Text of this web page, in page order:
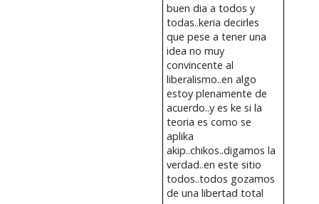
buen dia a todos y
todas..keria decirles
que pese a tener una
idea no muy
convincente al
liberalismo..en algo
estoy plenamente de
acuerdo..y es ke si la
teoria es como se
aplika
akip..chikos..digamos la
verdad..en este sitio
todos..todos gozamos
de una libertad total